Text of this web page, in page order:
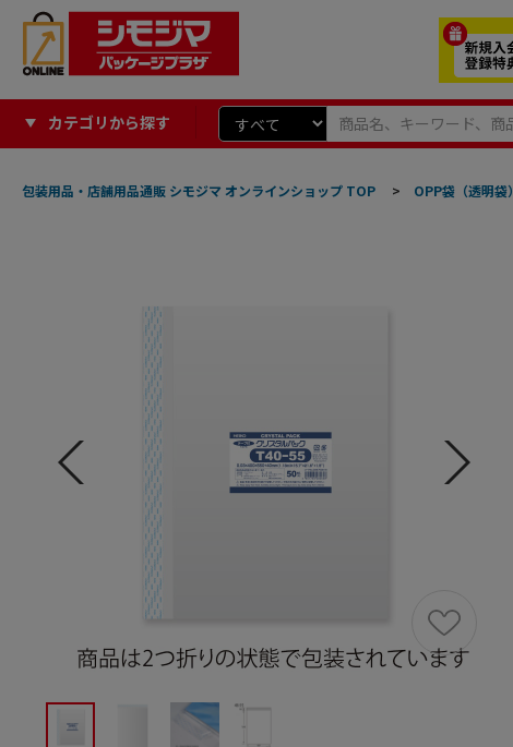
カテゴリから探す
包装用品・店舗用品通販 シモジマ オンラインショップ TOP > OPP袋（透明袋）